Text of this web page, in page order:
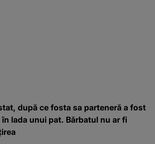
după ce fosta sa parteneră a fost
lada unui pat. Bărbatul nu ar fi